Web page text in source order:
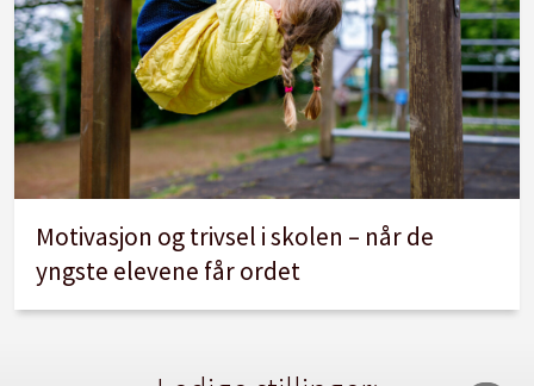
Motivasjon og trivsel i skolen – når de
yngste elevene får ordet